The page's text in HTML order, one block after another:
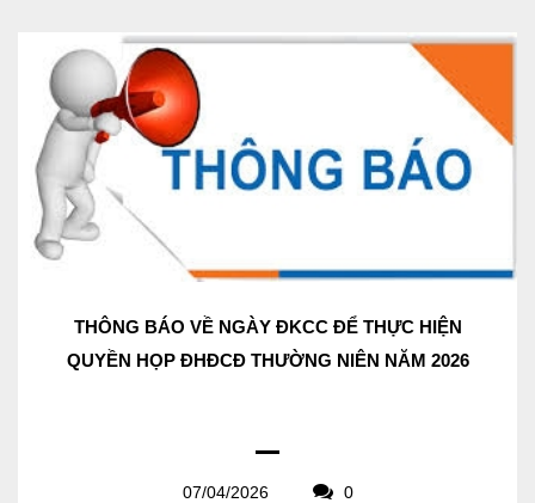
THÔNG BÁO VỀ NGÀY ĐKCC ĐỂ THỰC HIỆN
QUYỀN HỌP ĐHĐCĐ THƯỜNG NIÊN NĂM 2026
07/04/2026 0